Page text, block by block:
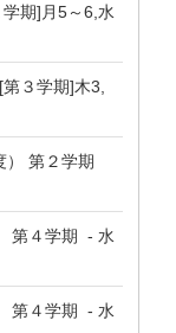
期]月5～6,水
３学期]木3,
） 第２学期
第４学期 - 水
第４学期 - 水